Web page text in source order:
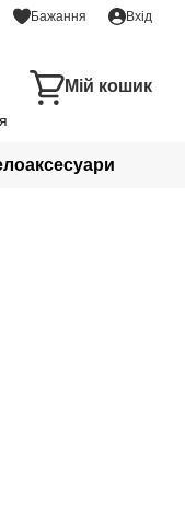
Бажання Вхід
Мій кошик